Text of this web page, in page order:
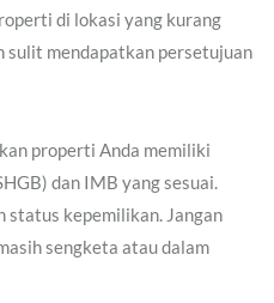
di lokasi yang kurang
sulit mendapatkan persetujuan
properti Anda memiliki
dan IMB yang sesuai.
status kepemilikan. Jangan
sengketa atau dalam